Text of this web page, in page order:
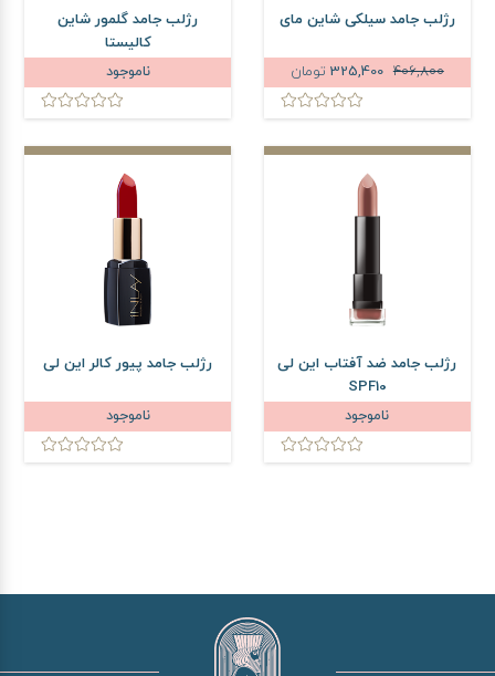
رژلب جامد سیلکی شاین مای
406,800
325,400 تومان
رژلب جامد گلمور شاین
کالیستا
ناموجود
رژلب جامد ضد آفتاب این لی
SPF10
ناموجود
رژلب جامد پیور کالر این لی
ناموجود